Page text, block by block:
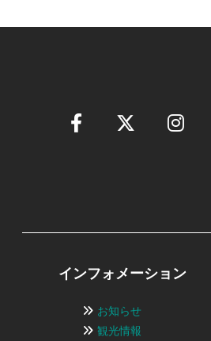
インフォメーション
お知らせ
観光情報